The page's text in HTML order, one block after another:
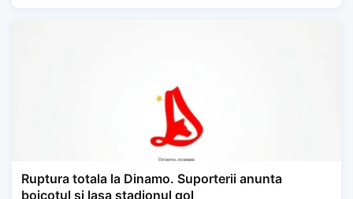
Ruptura totala la Dinamo. Suporterii anunta
boicotul si lasa stadionul gol